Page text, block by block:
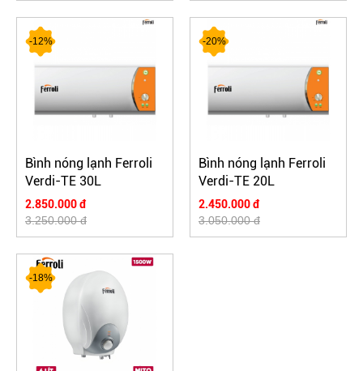
-12%
Bình nóng lạnh Ferroli
Verdi-TE 30L
2.850.000 đ
3.250.000 đ
-20%
Bình nóng lạnh Ferroli
Verdi-TE 20L
2.450.000 đ
3.050.000 đ
-18%